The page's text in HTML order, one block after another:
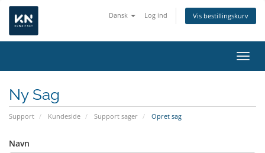
Dansk Log ind Vis bestillingskurv
Skift
Ny Sag
Support Kundeside Support sager Opret sag
Navn